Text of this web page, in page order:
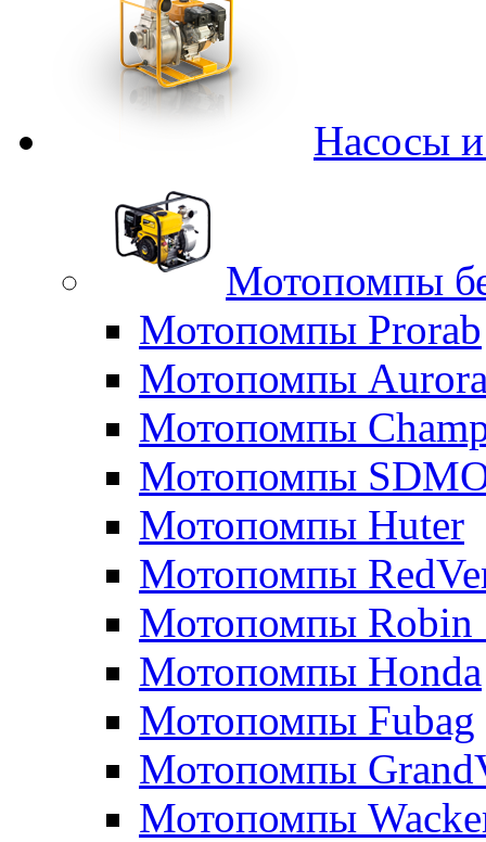
Насосы
Мотопомпы
Мотопомпы Prorab
Мотопомпы
Мотопомпы
Мотопомпы
Мотопомпы Huter
Мотопомпы
Мотопомпы Robin
Мотопомпы Honda
Мотопомпы Fubag
Мотопомпы
Мотопомпы